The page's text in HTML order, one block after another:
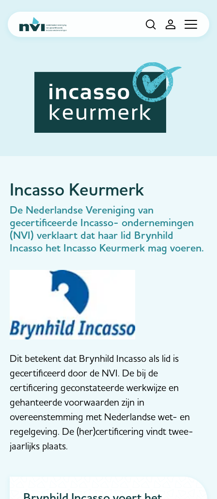
Navigation
Incasso Keurmerk
De Nederlandse Vereniging van
gecertificeerde Incasso- ondernemingen
(NVI) verklaart dat haar lid Brynhild
Incasso het Incasso Keurmerk mag voeren.
Dit betekent dat Brynhild Incasso als lid is
gecertificeerd door de NVI. De bij de
certificering geconstateerde werkwijze en
gehanteerde voorwaarden zijn in
overeenstemming met Nederlandse wet- en
regelgeving. De (her)certificering vindt twee-
jaarlijks plaats.